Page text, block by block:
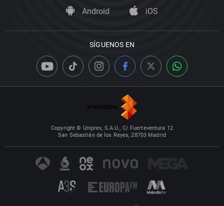
Android iOS
SÍGUENOS EN
Copyright © Uniprex, S.A.U., C/ Fuerteventura 12
San Sebastián de los Reyes, 28703 Madrid